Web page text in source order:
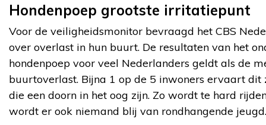
Hondenpoep grootste irritatiepunt
Voor de veiligheidsmonitor bevraagd het CBS
over overlast in hun buurt. De resultaten van het
hondenpoep voor veel Nederlanders geldt als de
buurtoverlast. Bijna 1 op de 5 inwoners ervaart dit
die een doorn in het oog zijn. Zo wordt te hard
wordt er ook niemand blij van rondhangende jeugd.